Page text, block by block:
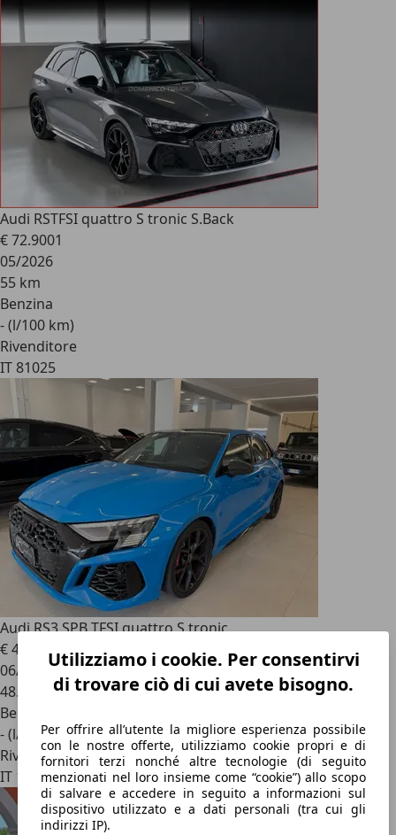
Utilizziamo i cookie. Per consentirvi
di trovare ciò di cui avete bisogno.
Per offrire all’utente la migliore esperienza possibile
con le nostre offerte, utilizziamo cookie propri e di
fornitori terzi nonché altre tecnologie (di seguito
menzionati nel loro insieme come “cookie”) allo scopo
di salvare e accedere in seguito a informazioni sul
dispositivo utilizzato e a dati personali (tra cui gli
indirizzi IP).
Audi RSTFSI quattro S tronic S.Back
€ 72.9001
05/2026
55 km
Benzina
- (l/100 km)
Rivenditore
IT 81025
Audi RS3 SPB TFSI quattro S tronic
€ 45.990
06/2023
48.000 km
Benzina
- (l/100 km)
Rivenditore
IT 17100